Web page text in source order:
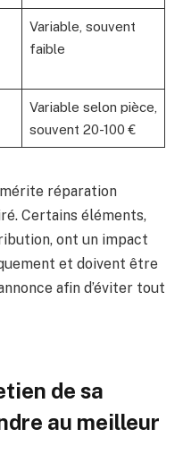
Variable, souvent
faible
Variable selon pièce,
souvent 20-100 €
réparation
Certains éléments,
ont un impact
et doivent être
afin d’éviter tout
de sa
au meilleur